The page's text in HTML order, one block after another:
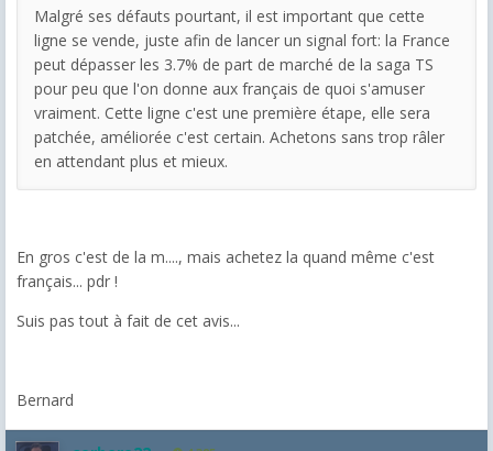
Malgré ses défauts pourtant, il est important que cette
ligne se vende, juste afin de lancer un signal fort: la France
peut dépasser les 3.7% de part de marché de la saga TS
pour peu que l'on donne aux français de quoi s'amuser
vraiment. Cette ligne c'est une première étape, elle sera
patchée, améliorée c'est certain. Achetons sans trop râler
en attendant plus et mieux.
En gros c'est de la m...., mais achetez la quand même c'est
français... pdr !
Suis pas tout à fait de cet avis...
Bernard